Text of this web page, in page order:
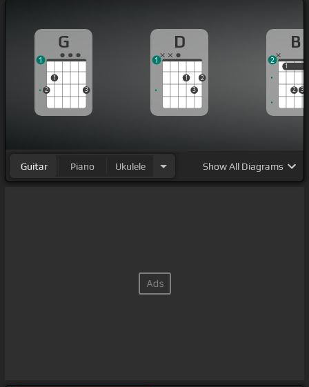
G
2
1
3
1
D
1
3
2
1
B
1
2 3
1
2
Guitar Piano Ukulele ShowAll Diagrams